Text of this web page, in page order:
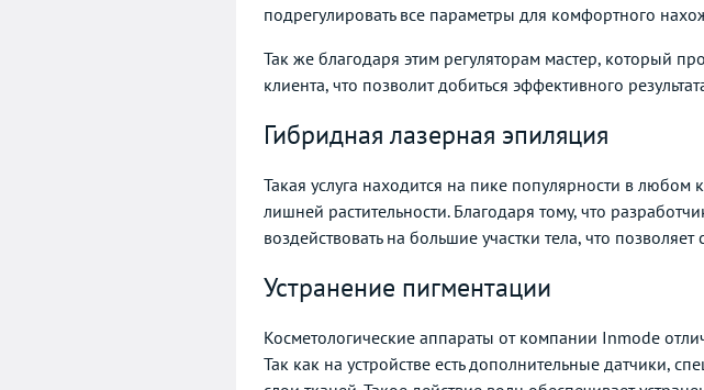
подрегулировать все параметры для комфортного
Так же благодаря этим регуляторам мастер, который
клиента, что позволит добиться эффективного
Гибридная лазерная эпиляция
Такая услуга находится на пике популярности в
лишней растительности. Благодаря тому, что
воздействовать на большие участки тела, что
Устранение пигментации
Косметологические аппараты от компании Inmode
Так как на устройстве есть дополнительные датчики,